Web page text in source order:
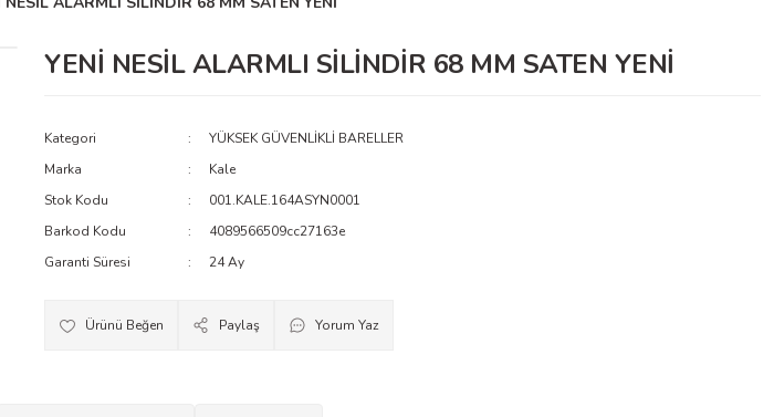
YENİ NESİL ALARMLI SİLİNDİR 68 MM SATEN YENİ
Kategori
YÜKSEK GÜVENLİKLİ BARELLER
Marka
Kale
Stok Kodu
001.KALE.164ASYN0001
Barkod Kodu
4089566509cc27163e
Garanti Süresi
24 Ay
Paylaş Yorum Yaz